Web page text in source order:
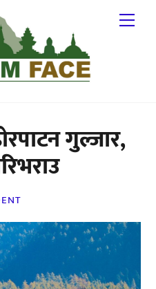
गुल्जार,